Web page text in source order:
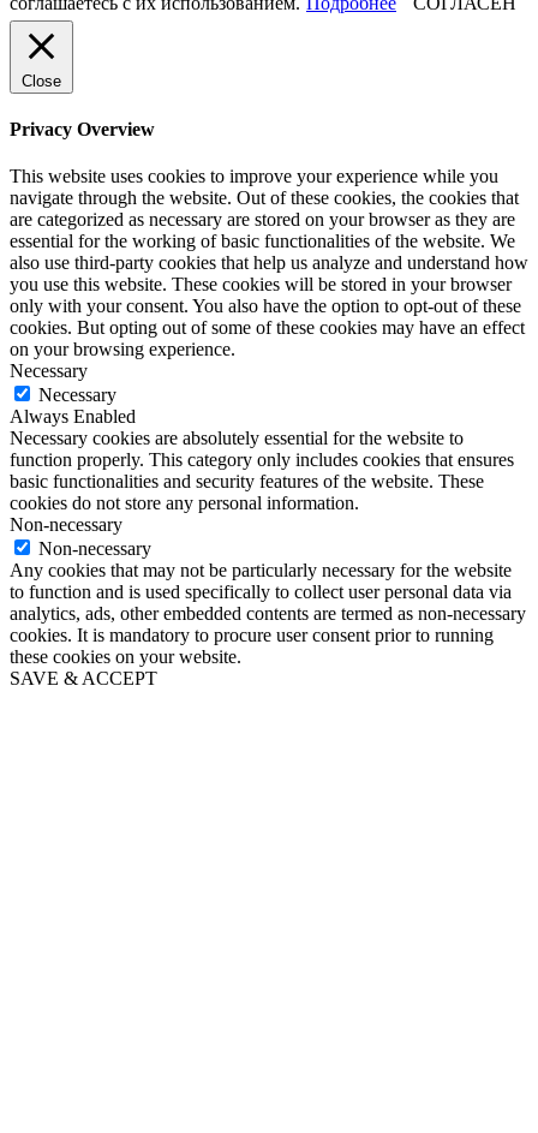
Close
Privacy Overview
This website uses cookies to improve your experience while you
navigate through the website. Out of these cookies, the cookies that
are categorized as necessary are stored on your browser as they are
essential for the working of basic functionalities of the website. We
also use third-party cookies that help us analyze and understand how
you use this website. These cookies will be stored in your browser
only with your consent. You also have the option to opt-out of these
cookies. But opting out of some of these cookies may have an effect
on your browsing experience.
Necessary
Necessary
Always Enabled
Necessary cookies are absolutely essential for the website to
function properly. This category only includes cookies that ensures
basic functionalities and security features of the website. These
cookies do not store any personal information.
Non-necessary
Non-necessary
Any cookies that may not be particularly necessary for the website
to function and is used specifically to collect user personal data via
analytics, ads, other embedded contents are termed as non-necessary
cookies. It is mandatory to procure user consent prior to running
these cookies on your website.
SAVE & ACCEPT